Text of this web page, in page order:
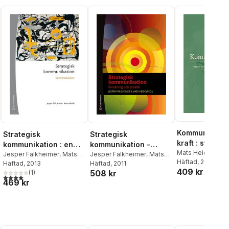
röster:
Strategisk
kommunikation : en
introduktion
Jesper Falkheimer, Mats
Heide
Häftad, 2013
4,0utav 5 stjärnor. Totalt antal röster:
(1)
469 kr
Strategisk
kommunikation -
Forskning och praktik
Jesper Falkheimer, Mats
Heide,Cecilia Cassinger
Edward Deverell
Häftad, 2011
508 kr
kraft :
komplex tid
Mats Heide
Dahlman
Häftad, 2026
409 kr